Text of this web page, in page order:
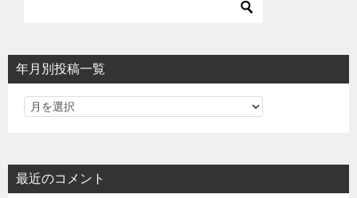
年月別投稿一覧
最近のコメント